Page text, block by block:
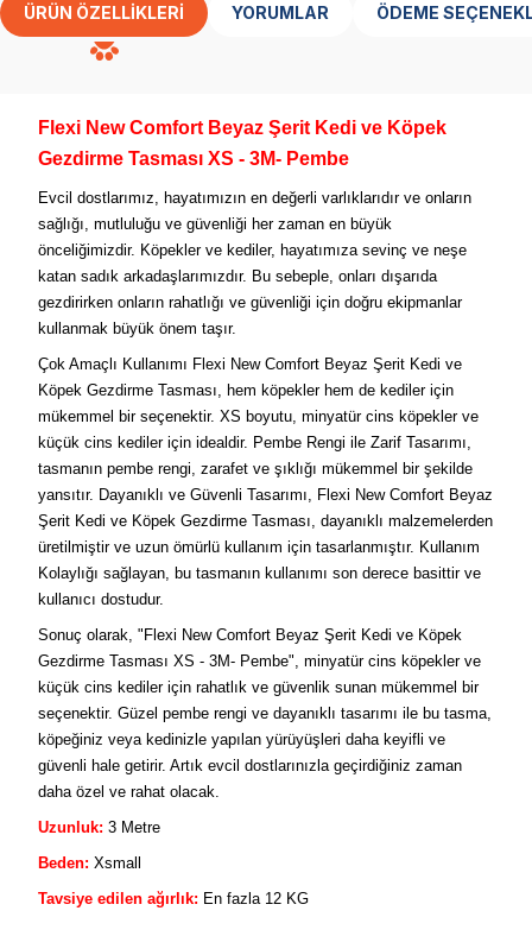
ÜRÜN ÖZELLIKLERI YORUMLAR ÖDEME
Flexi New Comfort Beyaz Şerit Kedi ve Köpek
Gezdirme Tasması XS - 3M- Pembe
Evcil dostlarımız, hayatımızın en değerli varlıklarıdır ve onların
sağlığı, mutluluğu ve güvenliği her zaman en büyük
önceliğimizdir. Köpekler ve kediler, hayatımıza sevinç ve neşe
katan sadık arkadaşlarımızdır. Bu sebeple, onları dışarıda
gezdirirken onların rahatlığı ve güvenliği için doğru ekipmanlar
kullanmak büyük önem taşır.
Çok Amaçlı Kullanımı Flexi New Comfort Beyaz Şerit Kedi ve
Köpek Gezdirme Tasması, hem köpekler hem de kediler için
mükemmel bir seçenektir. XS boyutu, minyatür cins köpekler ve
küçük cins kediler için idealdir. Pembe Rengi ile Zarif Tasarımı,
tasmanın pembe rengi, zarafet ve şıklığı mükemmel bir şekilde
yansıtır. Dayanıklı ve Güvenli Tasarımı, Flexi New Comfort Beyaz
Şerit Kedi ve Köpek Gezdirme Tasması, dayanıklı malzemelerden
üretilmiştir ve uzun ömürlü kullanım için tasarlanmıştır. Kullanım
Kolaylığı sağlayan, bu tasmanın kullanımı son derece basittir ve
kullanıcı dostudur.
Sonuç olarak, "Flexi New Comfort Beyaz Şerit Kedi ve Köpek
Gezdirme Tasması XS - 3M- Pembe", minyatür cins köpekler ve
küçük cins kediler için rahatlık ve güvenlik sunan mükemmel bir
seçenektir. Güzel pembe rengi ve dayanıklı tasarımı ile bu tasma,
köpeğiniz veya kedinizle yapılan yürüyüşleri daha keyifli ve
güvenli hale getirir. Artık evcil dostlarınızla geçirdiğiniz zaman
daha özel ve rahat olacak.
Uzunluk: 3 Metre
Beden: Xsmall
Tavsiye edilen ağırlık: En fazla 12 KG